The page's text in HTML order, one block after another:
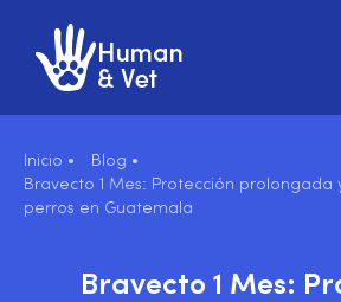
Inicio •
Blog •
Bravecto 1 Mes: Protección prolongada
perros en Guatemala
Bravecto 1 Mes: